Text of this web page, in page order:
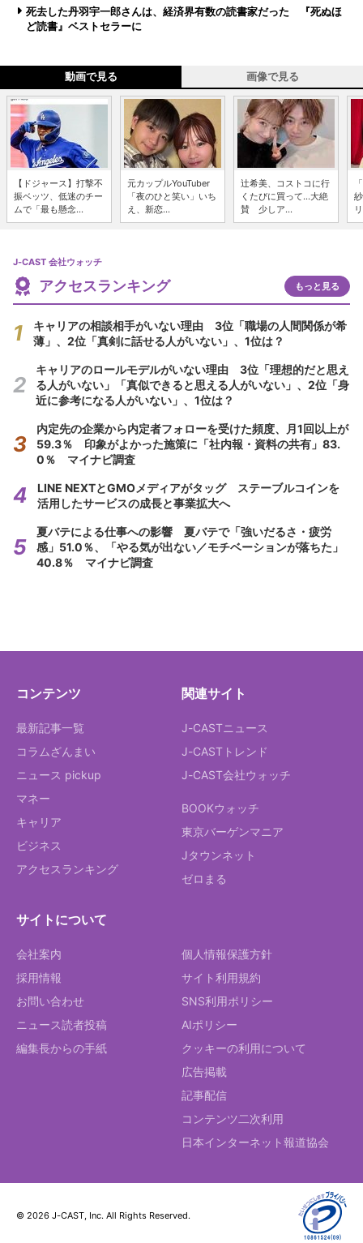
死去した丹羽宇一郎さんは、経済界有数の読書家だった 『死ぬほ
ど読書』ベストセラーに
動画で見る 画像で見る
【ドジャース】打撃不
振ベッツ、低迷のチー
ムで「最も懸念...
元カップルYouTuber
「夜のひと笑い」いち
え、新恋...
辻希美、コストコに行
くたびに買って...大絶
賛 少しア...
J-CAST 会社ウォッチ
アクセスランキング もっと見る
キャリアの相談相手がいない理由 3位「職場の人間関係が希
薄」、2位「真剣に話せる人がいない」、1位は？
キャリアのロールモデルがいない理由 3位「理想的だと思え
る人がいない」「真似できると思える人がいない」、2位「身
近に参考になる人がいない」、1位は？
内定先の企業から内定者フォローを受けた頻度、月1回以上が
59.3％ 印象がよかった施策に「社内報・資料の共有」83.
0％ マイナビ調査
LINE NEXTとGMOメディアがタッグ ステーブルコインを
活用したサービスの成長と事業拡大へ
夏バテによる仕事への影響 夏バテで「強いだるさ・疲労
感」51.0％、「やる気が出ない／モチベーションが落ちた」
40.8％ マイナビ調査
コンテンツ
最新記事一覧
コラムざんまい
ニュース pickup
マネー
キャリア
ビジネス
アクセスランキング
関連サイト
J-CASTニュース
J-CASTトレンド
J-CAST会社ウォッチ
BOOKウォッチ
東京バーゲンマニア
Jタウンネット
ゼロまる
サイトについて
会社案内
採用情報
お問い合わせ
ニュース読者投稿
編集長からの手紙
個人情報保護方針
サイト利用規約
SNS利用ポリシー
AIポリシー
クッキーの利用について
広告掲載
記事配信
コンテンツ二次利用
日本インターネット報道協会
© 2026 J-CAST, Inc. All Rights Reserved.